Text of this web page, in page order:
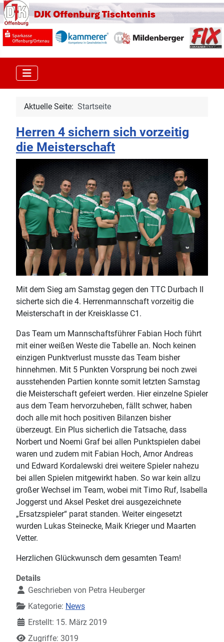
Aktuelle Seite: Startseite
Herren 4 sichern sich vorzeitig
die Meisterschaft
Mit dem Sieg am Samstag gegen den TTC Durbach II
sicherte sich die 4. Herrenmannschaft vorzeitig die
Meisterschaft in der Kreisklasse C1.
Das Team um Mannschaftsführer Fabian Hoch führt
mit einer weißen Weste die Tabelle an. Noch keinen
einzigen Punktverlust musste das Team bisher
hinnehmen. Mit 5 Punkten Vorsprung bei noch zwei
ausstehenden Partien konnte somit letzten Samstag
die Meisterschaft gefeiert werden. Hier einzelne Spieler
aus dem Team hervorzuheben, fällt schwer, haben
doch alle mit hoch positiven Bilanzen bisher
überzeugt. Ein Plus sicherlich die Tatsache, dass
Norbert und Noemi Graf bei allen Punktspielen dabei
waren und zudem mit Fabian Hoch, Arnor Andreas
und Edward Kordalewski drei weitere Spieler nahezu
bei allen Spielen mitgewirkt haben. So war kein allzu
großer Wechsel im Team, wobei mit Timo Ruf, Isabella
Joggerst und Aksel Pesket drei ausgezeichnete
„Ersatzspieler“ parat standen. Weiter eingesetzt
wurden Lukas Steinecke, Maik Krieger und Maarten
Vetter.
Herzlichen Glückwunsch dem gesamten Team!
Details
Geschrieben von Petra Heuberger
Kategorie: News
Erstellt: 15. März 2019
Zugriffe: 3019